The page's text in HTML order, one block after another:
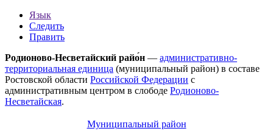
Язык
Следить
Править
Родионово-Несветайский райо́н — административно-
территориальная единица (муниципальный район) в составе
Ростовской области Российской Федерации с
административным центром в слободе Родионово-
Несветайская.
Муниципальный район